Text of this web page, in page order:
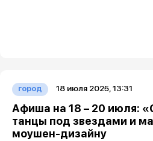
город 18 июля 2025, 13:31
Афиша на 18 – 20 июля:
танцы под звездами и
моушен-дизайну